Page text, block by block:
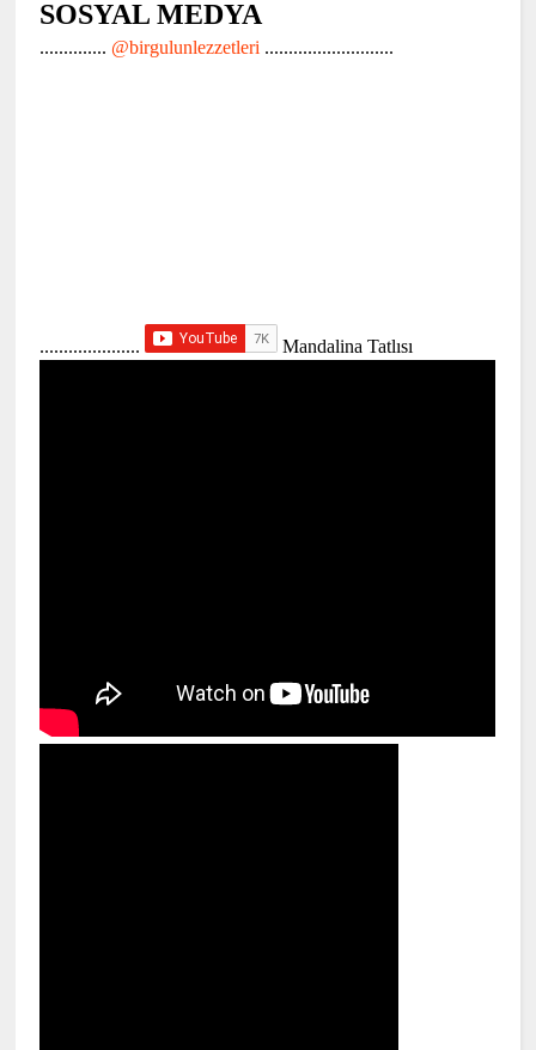
SOSYAL MEDYA
.............. @birgulunlezzetleri ...........................
..................... Mandalina Tatlısı